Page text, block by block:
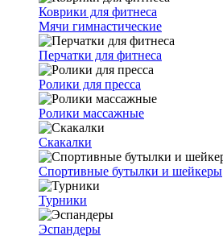
Коврики для фитнеса
Мячи гимнастические
Перчатки для фитнеса
Ролики для пресса
Ролики массажные
Скакалки
Спортивные бутылки и шейкеры
Турники
Эспандеры